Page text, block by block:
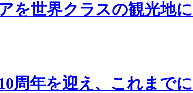
を世界クラスの観光地
周年を迎え、これまで